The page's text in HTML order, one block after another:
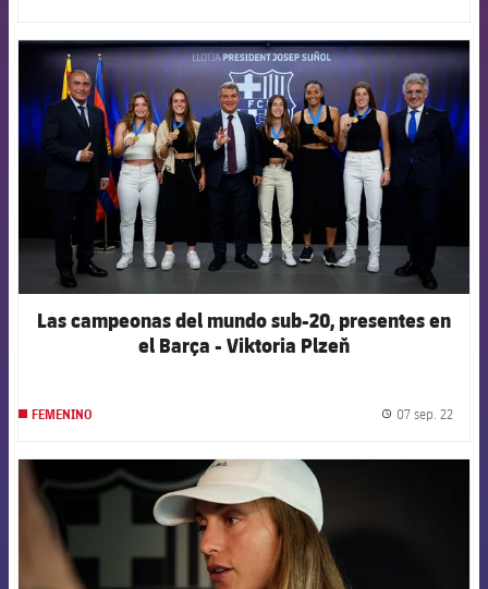
FCB Barcelona badge
Las campeonas del mundo sub-20, presentes en
el Barça - Viktoria Plzeň
FEMENINO 07 sep. 22
FCB Barcelona badge